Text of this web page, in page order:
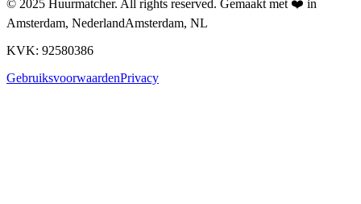
© 2025 Huurmatcher. All rights reserved. Gemaakt met ❤️ in
Amsterdam, NederlandAmsterdam, NL
KVK: 92580386
GebruiksvoorwaardenPrivacy